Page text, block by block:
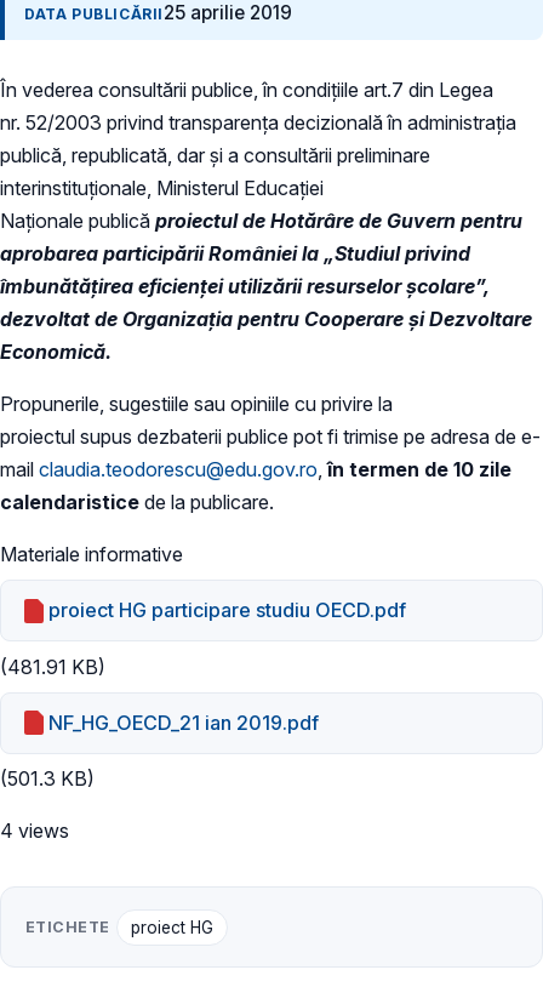
DATA PUBLICĂRII 25 aprilie 2019
În vederea consultării publice, în condiţiile art.7 din Legea
nr. 52/2003 privind transparenţa decizională în administraţia
publică, republicată, dar și a consultării preliminare
interinstituționale, Ministerul Educaţiei
Naţionale publică proiectul de Hotărâre de Guvern pentru
aprobarea participării României la „Studiul privind
îmbunătățirea eficienței utilizării resurselor școlare”,
dezvoltat de Organizația pentru Cooperare și Dezvoltare
Economică.
Propunerile, sugestiile sau opiniile cu privire la
proiectul supus dezbaterii publice pot fi trimise pe adresa de e-
mail claudia.teodorescu@edu.gov.ro ,în termen de 10 zile
calendaristice de la publicare.
Materiale informative
proiect HG participare studiu OECD.pdf
(481.91 KB)
NF_HG_OECD_21 ian 2019.pdf
(501.3 KB)
4 views
ETICHETE proiect HG